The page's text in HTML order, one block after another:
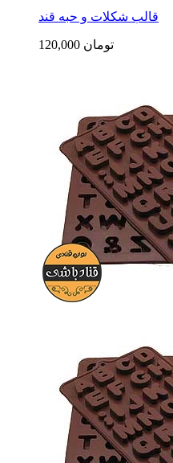
قالب شکلات و حبه قند
120,000 تومان